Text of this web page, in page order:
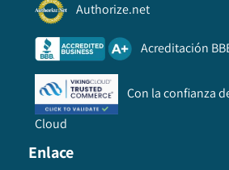
Authorize.net
Acreditación
Con la confianza
Cloud
Enlace